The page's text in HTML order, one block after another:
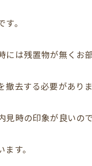
す。
は残置物が無くお
去する必要がありま
時の印象が良いの
す。